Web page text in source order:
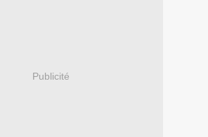
Publicité